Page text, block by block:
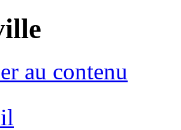
au contenu